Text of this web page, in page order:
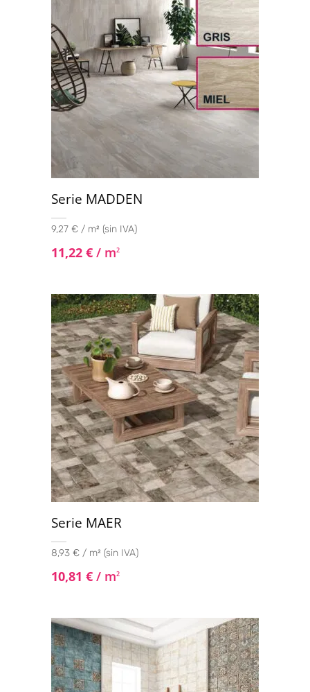
Serie MADDEN
9,27 € / m² (sin IVA)
11,22 € / m2
Serie MAER
8,93 € / m² (sin IVA)
10,81 € / m2